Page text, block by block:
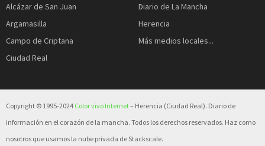
Alcázar de San Juan
Argamasilla
Campo de Criptana
Ciudad Real
Diario de La Mancha
Herencia
Más medios locales...
Copyright © 1995-2024 Color vivo Internet– Herencia (Ciudad Real). Diario de
información en el corazón de la mancha. Todos los derechos reservados. Haz como
nosotros que usamos la nube privada de Stackscale.